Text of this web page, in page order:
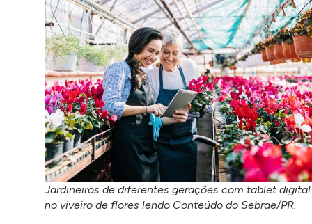
Jardineiros de diferentes gerações com tablet digital
no viveiro de flores lendo Conteúdo do Sebrae/PR.